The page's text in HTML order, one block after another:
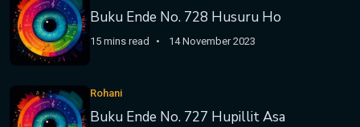
Buku Ende No. 728 Husuru Ho
15 mins read 14 November 2023
Rohani
Buku Ende No. 727 Hupillit Asa